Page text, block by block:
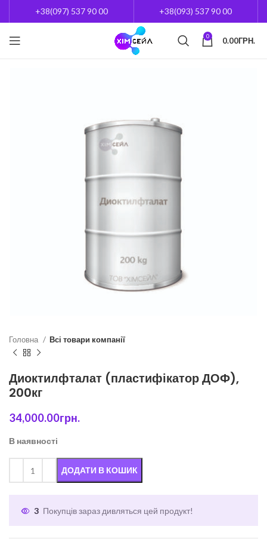
+38(097) 537 90 00 +38(093) 537 90 00
0 0.00ГРН.
Головна Всі товари компанії
Диоктилфталат (пластифікатор ДОФ),
200кг
34,000.00грн.
В наявності
ДОДАТИ В КОШИК
3 Покупців зараз дивляться цей продукт!